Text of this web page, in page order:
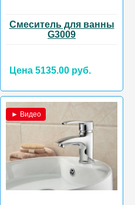
Смеситель для ванны
G3009
Цена 5135.00 руб.
► Видео